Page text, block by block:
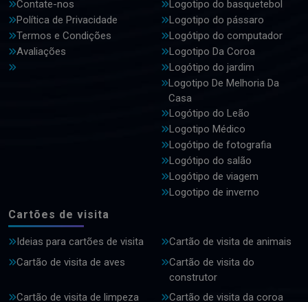
Contate-nos
Política de Privacidade
Termos e Condições
Avaliações
Logotipo do basquetebol
Logotipo do pássaro
Logótipo do computador
Logotipo Da Coroa
Logótipo do jardim
Logotipo De Melhoria Da
Casa
Logótipo do Leão
Logotipo Médico
Logótipo de fotografia
Logótipo do salão
Logótipo de viagem
Logotipo de inverno
Cartões de visita
Ideias para cartões de visita
Cartão de visita de animais
Cartão de visita de aves
Cartão de visita do
construtor
Cartão de visita de limpeza
Cartão de visita da coroa